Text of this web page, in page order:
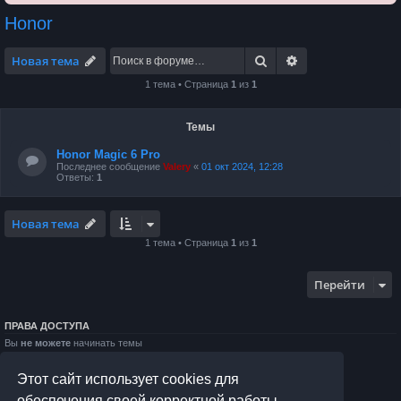
Этот сайт использует cookies для
Honor
Новая тема Поиск
1 тема • Страница 1 из 1
Темы
Honor Magic 6 Pro
Последнее сообщение Valery « 01 окт 2024, 12:28
Ответы: 1
Новая тема
1 тема • Страница 1 из 1
Перейти
ПРАВА ДОСТУПА
Вы не можете начинать темы
Выне можетеудалять свои сообщения
не можете добавлять вложения